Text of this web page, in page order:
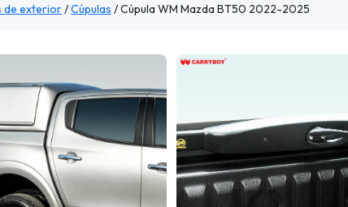
de exterior/Cúpulas /Cúpula WM Mazda BT50 2022-2025